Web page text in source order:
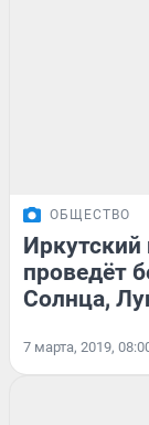
ОБЩЕСТВО
проведёт
Солнца,
7 марта, 2019,